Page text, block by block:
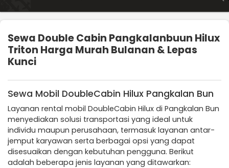
Sewa Double Cabin Pangkalanbuun Hilux
Triton Harga Murah Bulanan & Lepas
Kunci
Sewa Mobil DoubleCabin Hilux Pangkalan Bun
Layanan rental mobil DoubleCabin Hilux di Pangkalan Bun
menyediakan solusi transportasi yang ideal untuk
individu maupun perusahaan, termasuk layanan antar-
jemput karyawan serta berbagai opsi yang dapat
disesuaikan dengan kebutuhan pengguna. Berikut
adalah beberapa jenis layanan yang ditawarkan: